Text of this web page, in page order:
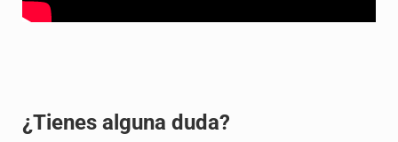
¿Tienes alguna duda?